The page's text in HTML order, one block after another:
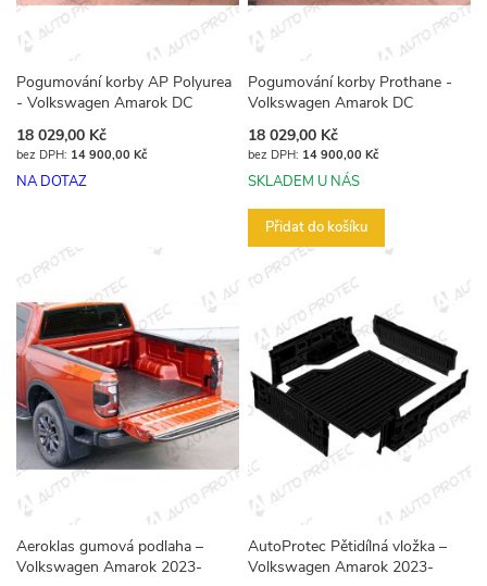
Pogumování korby AP Polyurea
- Volkswagen Amarok DC
18 029,00 Kč
14 900,00 Kč
NA DOTAZ
Pogumování korby Prothane -
Volkswagen Amarok DC
18 029,00 Kč
14 900,00 Kč
SKLADEM U NÁS
Přidat do košíku
Aeroklas gumová podlaha –
Volkswagen Amarok 2023-
AutoProtec Pětidílná vložka –
Volkswagen Amarok 2023-